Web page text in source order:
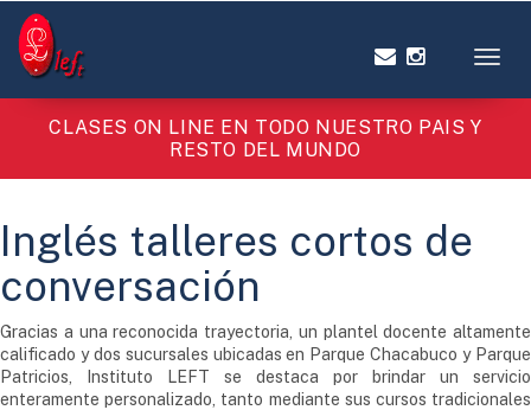
CLASES ON LINE EN TODO NUESTRO PAIS Y
RESTO DEL MUNDO
Inglés talleres cortos de
conversación
Gracias a una reconocida trayectoria, un plantel docente altamente
calificado y dos sucursales ubicadas en Parque Chacabuco y Parque
Patricios, Instituto LEFT se destaca por brindar un servicio
enteramente personalizado, tanto mediante sus cursos tradicionales